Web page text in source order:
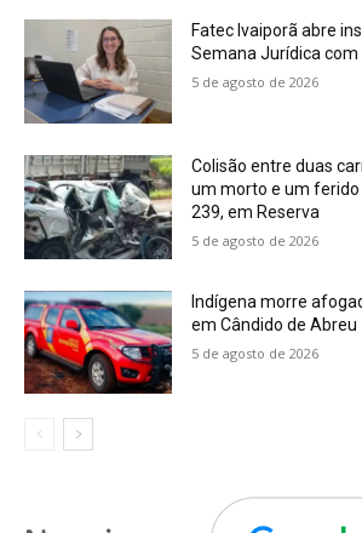
Fatec Ivaiporã abre
Semana Jurídica
5 de agosto de 2026
Colisão entre duas
um morto e um
239, em Reserva
5 de agosto de 2026
Indígena morre
em Cândido de Abreu
5 de agosto de 2026